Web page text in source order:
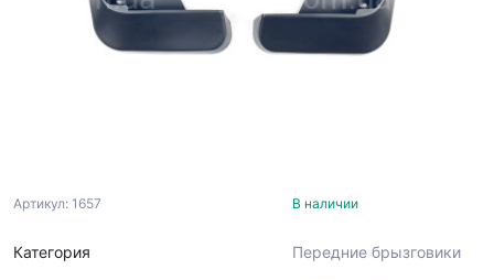
Артикул: 1657
Категория
В наличии
Передние брызговики